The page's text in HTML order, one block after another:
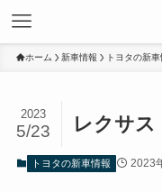
ホーム 新車情報 トヨタの新車
レクサ
2023
5/23
トヨタの新車情報 2023